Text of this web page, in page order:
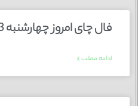
فال چای امروز چهارشنبه 3 دی 1404
ادامه مطلب »